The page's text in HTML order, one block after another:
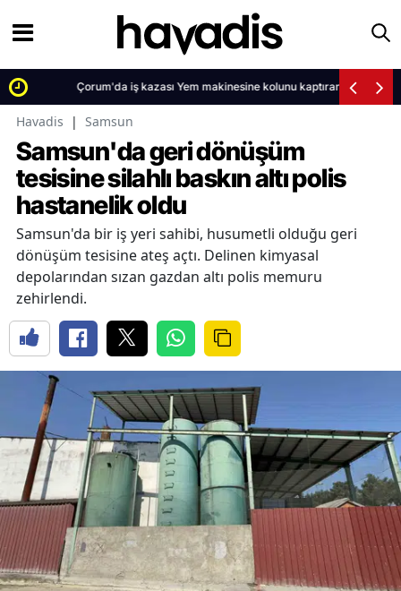
Çorum'da iş kazası Yem makinesine kolunu kaptıran çiftçi hastanelik
Havadis | Samsun
Samsun'da geri dönüşüm
tesisine silahlı baskın altı polis
hastanelik oldu
Samsun'da bir iş yeri sahibi, husumetli olduğu geri
dönüşüm tesisine ateş açtı. Delinen kimyasal
depolarından sızan gazdan altı polis memuru
zehirlendi.